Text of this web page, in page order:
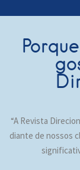
“A Revista
diante de nossos